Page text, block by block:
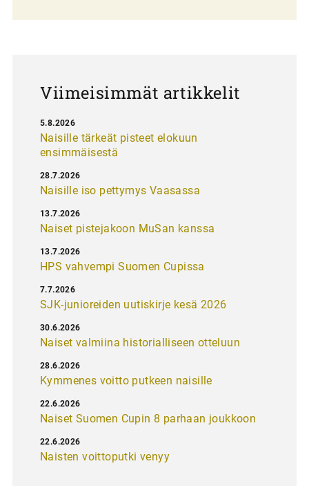
Viimeisimmät artikkelit
Naisille tärkeät pisteet elokuun
ensimmäisestä
5.8.2026
Naisille iso pettymys Vaasassa
28.7.2026
Naiset pistejakoon MuSan kanssa
13.7.2026
HPS vahvempi Suomen Cupissa
13.7.2026
SJK-junioreiden uutiskirje kesä 2026
7.7.2026
Naiset valmiina historialliseen otteluun
30.6.2026
Kymmenes voitto putkeen naisille
28.6.2026
Naiset Suomen Cupin 8 parhaan joukkoon
22.6.2026
Naisten voittoputki venyy
22.6.2026